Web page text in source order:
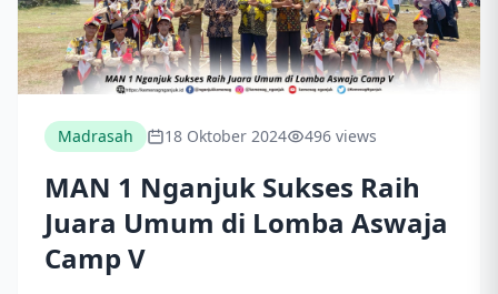
Madrasah 18 Oktober 2024 496 views
MAN 1 Nganjuk Sukses Raih
Juara Umum di Lomba Aswaja
Camp V